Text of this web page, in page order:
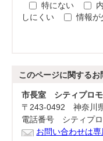
特にない
しにくい
情報が
このページに関するお
市長室 シティプロ
〒243-0492 神奈川
電話番号 シティプ
お問い合わせは専